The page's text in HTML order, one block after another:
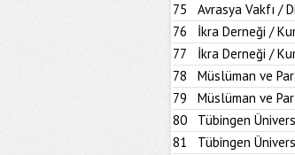
75
Avrasya Vakfı /
76
İkra Derneği /
77
İkra Derneği /
78
Müslüman ve
79
Müslüman ve
80
Tübingen
81
Tübingen